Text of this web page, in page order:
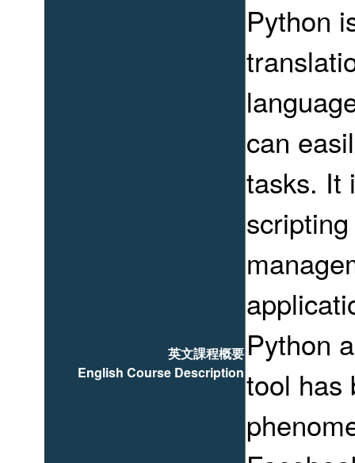
英文課程概要
English Course Description
Python
can
tasks. It
Python
tool has